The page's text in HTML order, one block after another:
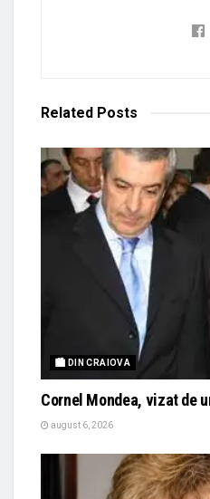
Related Posts
🏙 DIN CRAIOVA
Cornel Mondea, vizat de
august 6, 2026